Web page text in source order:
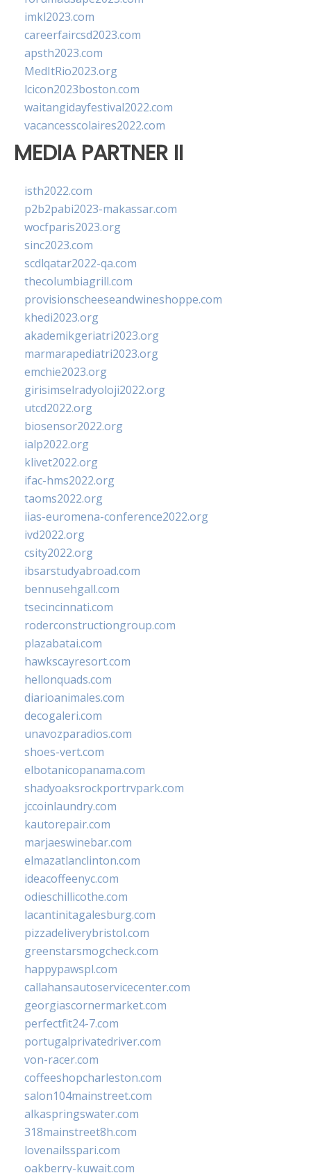
imkl2023.com
careerfaircsd2023.com
apsth2023.com
MedItRio2023.org
lcicon2023boston.com
waitangidayfestival2022.com
vacancesscolaires2022.com
MEDIA PARTNER II
isth2022.com
p2b2pabi2023-makassar.com
wocfparis2023.org
sinc2023.com
scdlqatar2022-qa.com
thecolumbiagrill.com
provisionscheeseandwineshoppe.com
khedi2023.org
akademikgeriatri2023.org
marmarapediatri2023.org
emchie2023.org
girisimselradyoloji2022.org
utcd2022.org
biosensor2022.org
ialp2022.org
klivet2022.org
ifac-hms2022.org
taoms2022.org
iias-euromena-conference2022.org
ivd2022.org
csity2022.org
ibsarstudyabroad.com
bennusehgall.com
tsecincinnati.com
roderconstructiongroup.com
plazabatai.com
hawkscayresort.com
hellonquads.com
diarioanimales.com
decogaleri.com
unavozparadios.com
shoes-vert.com
elbotanicopanama.com
shadyoaksrockportrvpark.com
jccoinlaundry.com
kautorepair.com
marjaeswinebar.com
elmazatlanclinton.com
ideacoffeenyc.com
odieschillicothe.com
lacantinitagalesburg.com
pizzadeliverybristol.com
greenstarsmogcheck.com
happypawspl.com
callahansautoservicecenter.com
georgiascornermarket.com
perfectfit24-7.com
portugalprivatedriver.com
von-racer.com
coffeeshopcharleston.com
salon104mainstreet.com
alkaspringswater.com
318mainstreet8h.com
lovenailsspari.com
oakberry-kuwait.com